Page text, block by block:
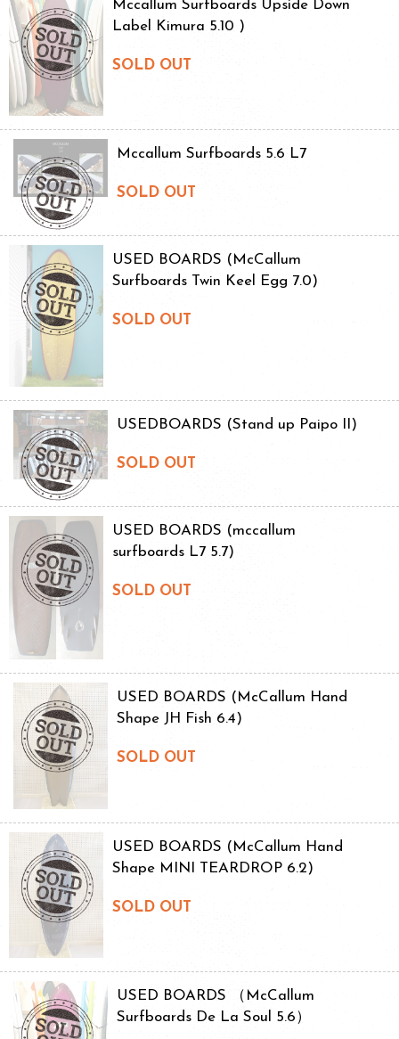
Mccallum Surfboards Upside Down
Label Kimura 5.10 )
SOLD OUT
Mccallum Surfboards 5.6 L7
SOLD OUT
USED BOARDS (McCallum
Surfboards Twin Keel Egg 7.0)
SOLD OUT
USEDBOARDS (Stand up Paipo II)
SOLD OUT
USED BOARDS (mccallum
surfboards L7 5.7)
SOLD OUT
USED BOARDS (McCallum Hand
Shape JH Fish 6.4)
SOLD OUT
USED BOARDS (McCallum Hand
Shape MINI TEARDROP 6.2)
SOLD OUT
USED BOARDS （McCallum
Surfboards De La Soul 5.6）